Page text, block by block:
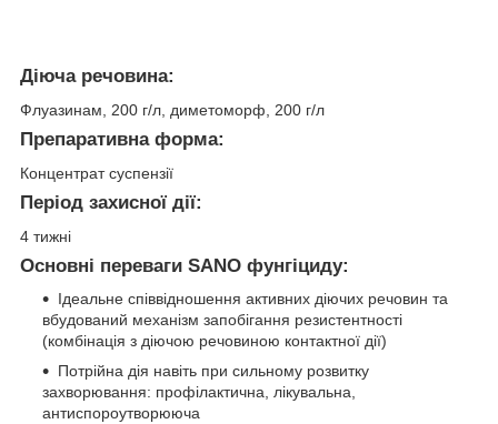
Діюча речовина:
Флуазинам, 200 г/л, диметоморф, 200 г/л
Препаративна форма:
Концентрат суспензії
Період захисної дії:
4 тижні
Основні переваги SANO фунгіциду:
Ідеальне співвідношення активних діючих речовин та
вбудований механізм запобігання резистентності
(комбінація з діючою речовиною контактної дії)
Потрійна дія навіть при сильному розвитку
захворювання: профілактична, лікувальна,
антиспороутворююча